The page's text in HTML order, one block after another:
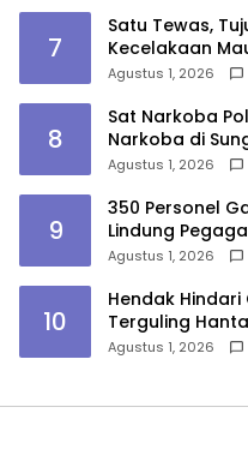
7
Satu Tewas,
Kecelakaan
Agustus 1, 2026
8
Sat Narkoba
Narkoba di
Pelaku
Agustus 1, 2026
9
350 Personel
Lindung
Peralatan
Agustus 1, 2026
10
Hendak
Terguling
Sergai
Agustus 1, 2026